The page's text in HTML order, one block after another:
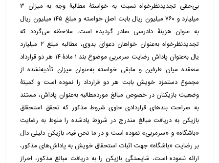
بی‌حقی تجدیدنظرخواه نسبت به خواستۀ مطالبۀ وجه به میزان ۳
میلیارد و ۷۶۰ میلیون ریال بابت اصل خواسته و مبلغ ۱۴۵ میلیون ریال
به عنوان هزینۀ دادرسی صادر گردیده است، ملاحظه می‌گردد که
تجدیدنظرخواه به‌عنوان خواهان دعوای بدوی، مطالبه مبلغ ۲ میلیارد
یال به‌عنوان پاداش رضایت سرمربی موضوع بند ۱ مادۀ ۱۴ هر دو قرارداد
منعقده میان طرفین و مابقی خواسته به‌عنوان میزان تأدیه‌نشده از
مجموع دستمزد خویش بابت هر دو قرارداد را نموده است و کمیتۀ
وضعیت بازیکنان در خصوص مبالغ موردمطالبه به‌عنوان پاداش، مستند
به صراحت بند‌های قراردادی حاوی شروط مذکور که تحقق استحقاق
بازیکن به دریافت مبالغ مندرج در شروط یادشده را منوط به رضایت
«باشگاه» و «سرمربی» نموده است و در ما نحن فیه، بازیکن دلیلی دال
بر رضایت «باشگاه» جهت اثبات استحقاق خویش به پاداش‌های مذکور،
ارائه ننموده است، شایستگی بازیکن را به دریافت مبالغ مذکور، احراز